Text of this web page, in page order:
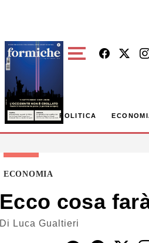
POLITICA
ECONOMIA
Ecco cosa
Di Luca Gualtieri